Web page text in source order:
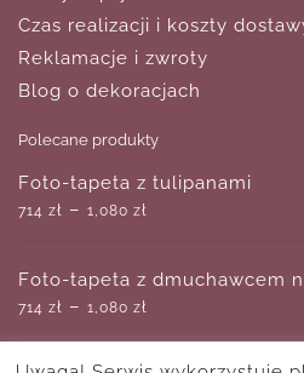
Czas realizacji i koszty
Reklamacje i zwroty
Blog o dekoracjach
Polecane produkty
Foto-tapeta z tulipanami
714 zł – 1,080 zł
Foto-tapeta z dmuchawcem
714 zł – 1,080 zł